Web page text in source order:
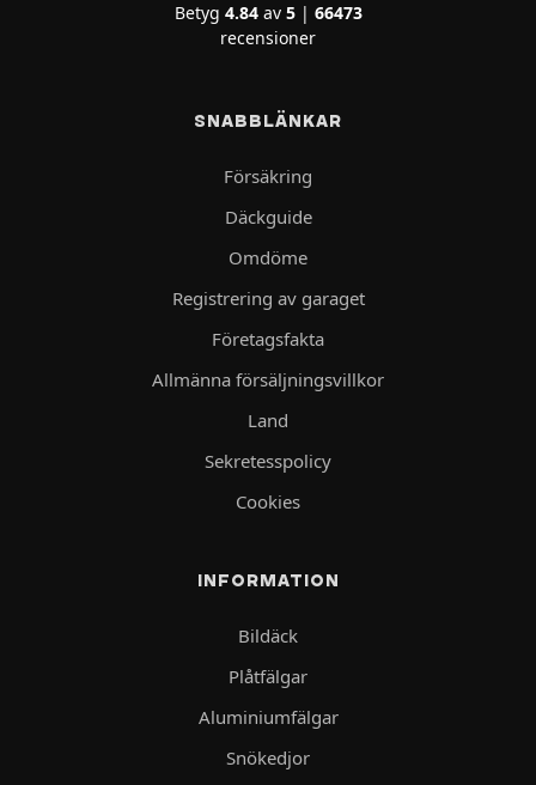
Betyg 4.84av 5| 66473
recensioner
SNABBLÄNKAR
Försäkring
Däckguide
Omdöme
Registrering av garaget
Företagsfakta
Allmänna försäljningsvillkor
Land
Sekretesspolicy
Cookies
INFORMATION
Bildäck
Plåtfälgar
Aluminiumfälgar
Snökedjor